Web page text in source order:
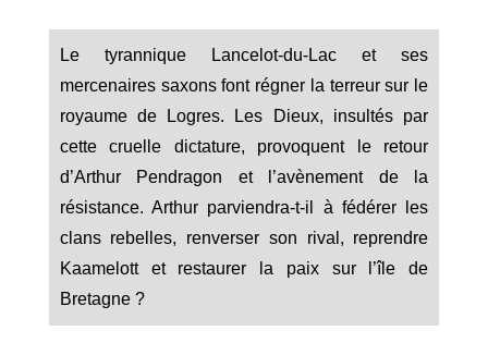
Le tyrannique Lancelot-du-Lac et ses
mercenaires saxons font régner la terreur sur le
royaume de Logres. Les Dieux, insultés par
cette cruelle dictature, provoquent le retour
d’Arthur Pendragon et l’avènement de la
résistance. Arthur parviendra-t-il à fédérer les
clans rebelles, renverser son rival, reprendre
Kaamelott et restaurer la paix sur l’île de
Bretagne ?